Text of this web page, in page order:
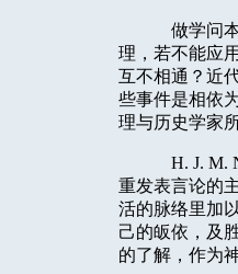
做学问
理，若不能应
互不相通？近
些事件是相依
理与历史学家
H. J. M.
重发表言论的
活的脉络里加
己的皈依，及
的了解，作为